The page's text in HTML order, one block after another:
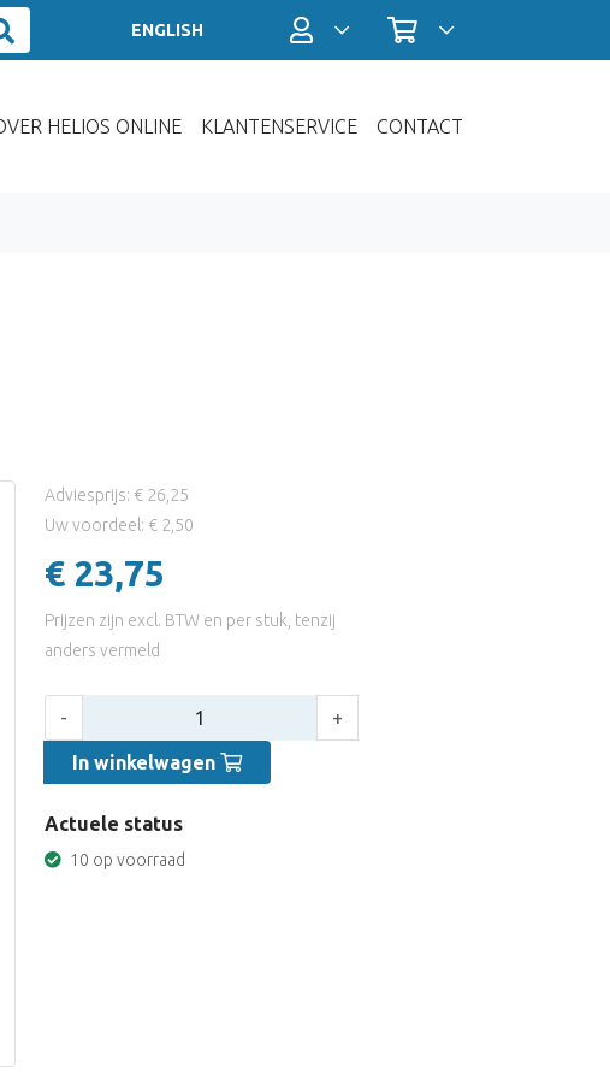
ENGLISH Profiel / InloggenWinkelwagen
HELIOS ONLINE KLANTENSERVICE CONTACT
Adviesprijs: € 26,25
Uw voordeel: € 2,50
€ 23,75
Prijzen zijn excl. BTW en per stuk, tenzij
anders vermeld
- +
In winkelwagen
Actuele status
10 op voorraad